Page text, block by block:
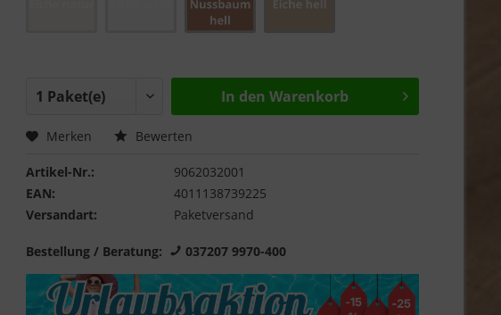
In den Warenkorb
Merken Bewerten
Artikel-Nr.:
9062032001
EAN:
4011138739225
Versandart:
Paketversand
Bestellung / Beratung: 037207 9970-400